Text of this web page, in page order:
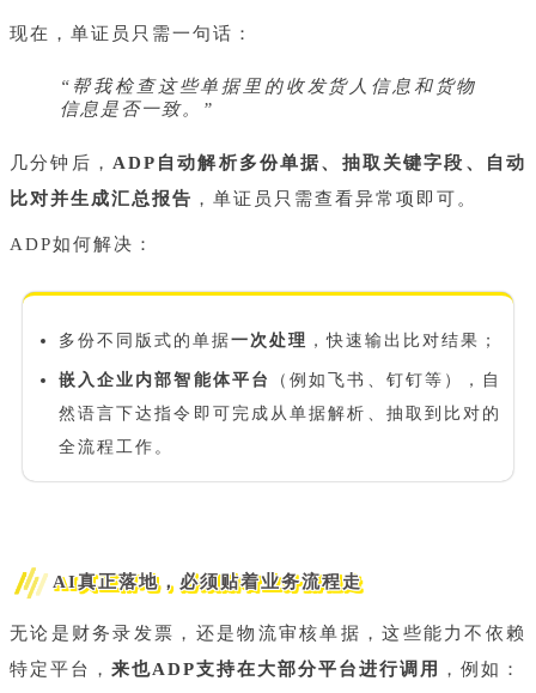
现在，单证员只需一句话：
“帮我检查这些单据里的收发货人信息和货物
信息是否一致。”
几分钟后， ADP自动解析多份单据、抽取关键字段、自动
比对并生成汇总报告 ，单证员只需查看异常项即可。
ADP如何解决：
多份不同版式的单据一次处理 ，快速输出比对结果；
嵌入企业内部智能体平台
（例如飞书、钉钉等），自
然语言下达指令即可完成从单据解析、抽取到比对的
全流程工作。
AI真正落地，必须贴着业务流程走
无论是财务录发票，还是物流审核单据，这些能力不依赖
特定平台， 来也ADP支持在大部分平台进行调用 ，例如：